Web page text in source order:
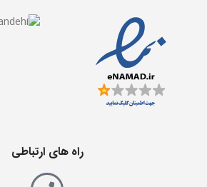
راه های ارتباطی